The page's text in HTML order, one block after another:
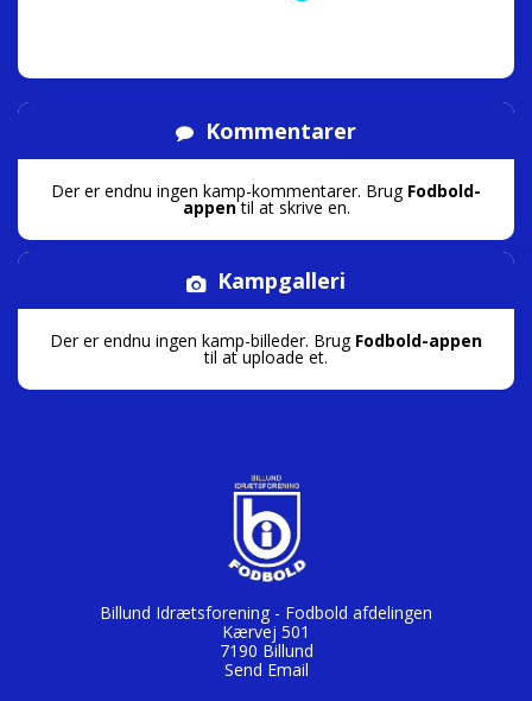
Kommentarer
Der er endnu ingen kamp-kommentarer. Brug Fodbold-
appentil at skrive en.
Kampgalleri
Der er endnu ingen kamp-billeder. Brug Fodbold-appen
til at uploade et.
Billund Idrætsforening - Fodbold afdelingen
Kærvej 501
7190 Billund
Send Email